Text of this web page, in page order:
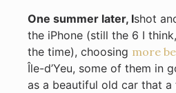
One summer later, Ishot
the iPhone (still the 6 I
the time), choosing more
Île-d’Yeu, some of them in
as a beautiful old car that a